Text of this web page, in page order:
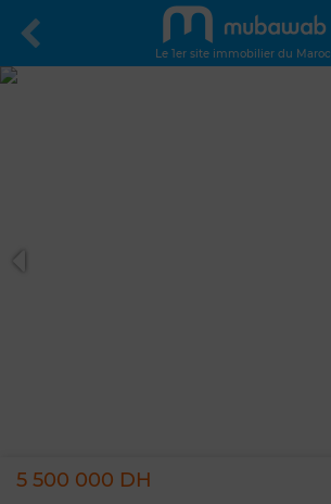
Le 1er site immobilier du Maroc
5 500 000 DH